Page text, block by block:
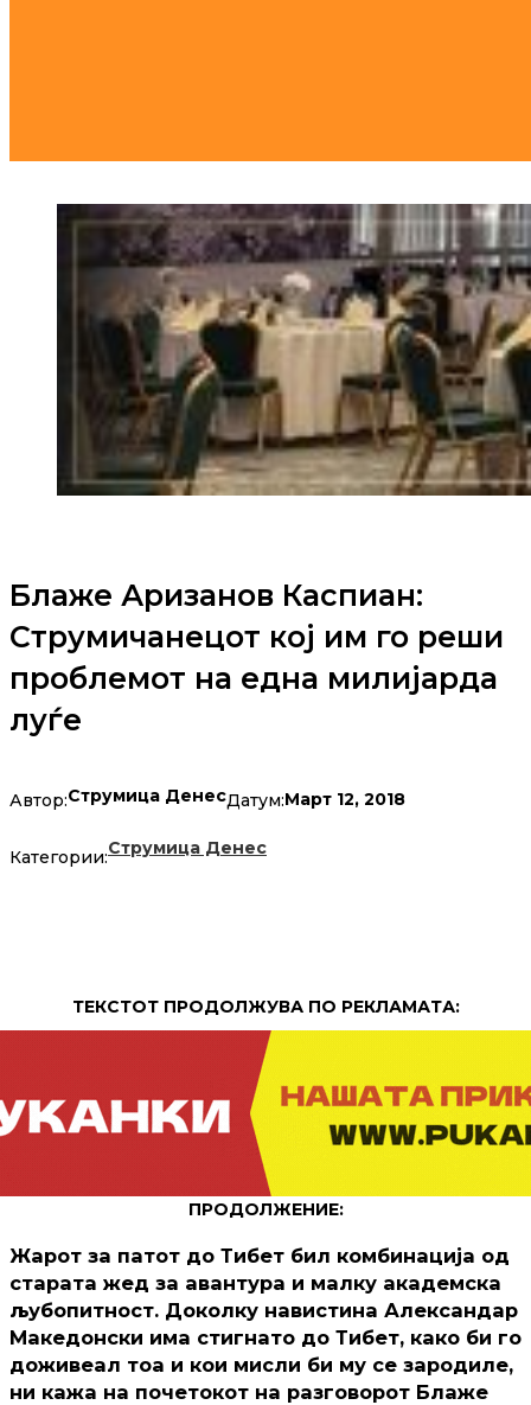
Блаже Аризанов Каспиан:
Струмичанецот кој им го реши
проблемот на една милијарда
луѓе
Автор:Струмица ДенесДатум:Март 12, 2018
Категории:Струмица Денес
ТЕКСТОТ ПРОДОЛЖУВА ПО РЕКЛАМАТА:
ПРОДОЛЖЕНИЕ:
Жарот за патот до Тибет бил комбинација од
старата жед за авантура и малку академска
љубопитност. Доколку навистина Александар
Македонски има стигнато до Тибет, како би го
доживеал тоа и кои мисли би му се зародиле,
ни кажа на почетокот на разговорот Блаже